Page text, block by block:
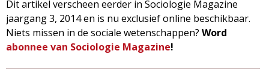
g
a
Dit artikel verscheen eerder in Sociologie Magazine
jaargang 3, 2014 en is nu exclusief online beschikbaar.
Niets missen in de sociale wetenschappen? Word
abonnee van Sociologie Magazine!